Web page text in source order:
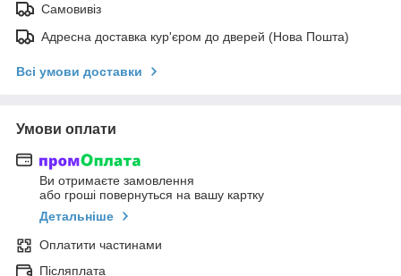
Самовивіз
Адресна доставка кур'єром до дверей (Нова Пошта)
Всі умови доставки
Умови оплати
Ви отримаєте замовлення
або гроші повернуться на вашу картку
Детальніше
Оплатити частинами
Післяплата